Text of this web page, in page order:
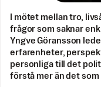
I mötet mellan tro,
frågor som saknar
Yngve Göransson
erfarenheter,
personliga till det
förstå mer än det som